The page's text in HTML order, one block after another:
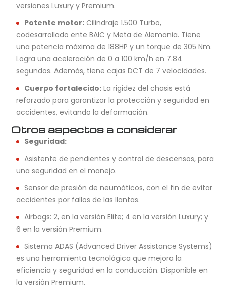
versiones Luxury y Premium.
Potente motor: Cilindraje 1.500 Turbo,
codesarrollado ente BAIC y Meta de Alemania. Tiene
una potencia máxima de 188HP y un torque de 305 Nm.
Logra una aceleración de 0 a 100 km/h en 7.84
segundos. Además, tiene cajas DCT de 7 velocidades.
Cuerpo fortalecido: La rigidez del chasis está
reforzado para garantizar la protección y seguridad en
accidentes, evitando la deformación.
Otros aspectos a considerar
Seguridad:
Asistente de pendientes y control de descensos, para
una seguridad en el manejo.
Sensor de presión de neumáticos, con el fin de evitar
accidentes por fallos de las llantas.
Airbags: 2, en la versión Elite; 4 en la versión Luxury; y
6 en la versión Premium.
Sistema ADAS (Advanced Driver Assistance Systems)
es una herramienta tecnológica que mejora la
eficiencia y seguridad en la conducción. Disponible en
la versión Premium.